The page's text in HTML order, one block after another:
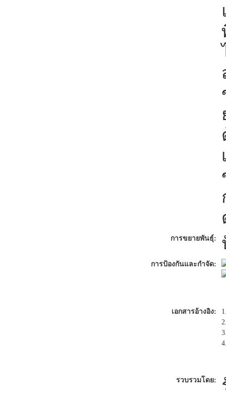
การขยายพันธุ์:
การป้องกันและกำจัด:
เอกสารอ้างอิง:
รวบรวมโดย: